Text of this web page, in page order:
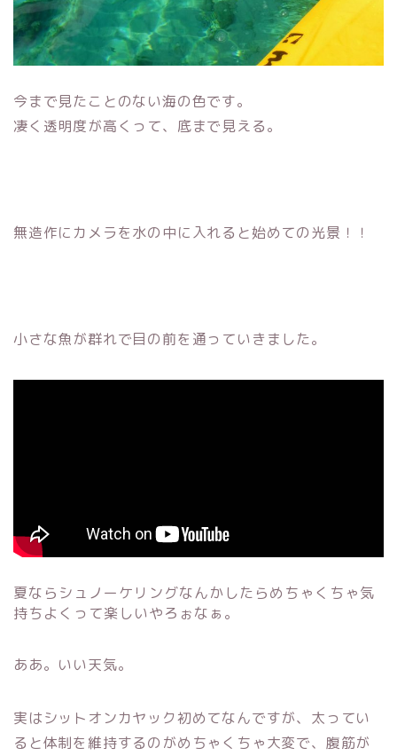
今まで見たことのない海の色です。
凄く透明度が高くって、底まで見える。
無造作にカメラを水の中に入れると始めての光景！！
小さな魚が群れで目の前を通っていきました。
夏ならシュノーケリングなんかしたらめちゃくちゃ気
持ちよくって楽しいやろぉなぁ。
ああ。いい天気。
実はシットオンカヤック初めてなんですが、太ってい
ると体制を維持するのがめちゃくちゃ大変で、腹筋が